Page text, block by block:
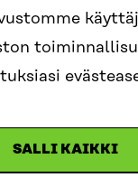
SALLI KAIKKI
to Sitra?